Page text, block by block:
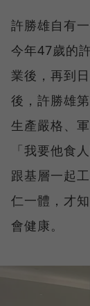
許勝雄自有
今年47歲的
業後，再到
後，許勝雄
生產嚴格、
「我要他食
跟基層一起
仁一體，才
會健康。